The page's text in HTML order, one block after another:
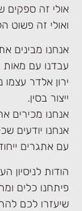
אולי זה ספקים
ואולי זה פשוט
אנחנו מבינים
עבדנו עם מאות
ירון אלדר
ייצור בסין.
אנחנו מכירים
אנחנו יודעים
עם אתגרים
הודות לניסיון
פיתחנו כלים
שיעזרו לכם